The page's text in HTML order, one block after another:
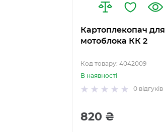
Картоплекопач для
мотоблока КК 2
Код товару: 4042009
В наявності
0 відгуків
820 ₴